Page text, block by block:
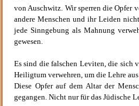
von Auschwitz. Wir sperren die Opfer
andere Menschen und ihr Leiden
jede Sinngebung als Mahnung
gewesen.
Es sind die falschen Leviten, die sich
Heiligtum verwehren, um die Lehre
Diese Opfer auf dem Altar der
gegangen. Nicht nur für das Jüdische